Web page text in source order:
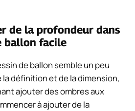
de la profondeur dans
ballon facile
de ballon semble un peu
la définition et de la dimension,
ajouter des ombres aux
à ajouter de la